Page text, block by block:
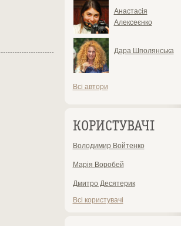
Анастасія
Алексеєнко
Дара Шполянська
Всі автори
КОРИСТУВАЧІ
Володимир Войтенко
Марія Воробей
Дмитро Десятерик
Всі користувачі